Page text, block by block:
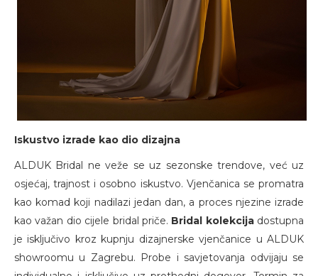
Iskustvo izrade kao dio dizajna
ALDUK Bridal ne veže se uz sezonske trendove, već uz
osjećaj, trajnost i osobno iskustvo. Vjenčanica se promatra
kao komad koji nadilazi jedan dan, a proces njezine izrade
kao važan dio cijele bridal priče. Bridal kolekcijadostupna
je isključivo kroz kupnju dizajnerske vjenčanice u ALDUK
showroomu u Zagrebu. Probe i savjetovanja odvijaju se